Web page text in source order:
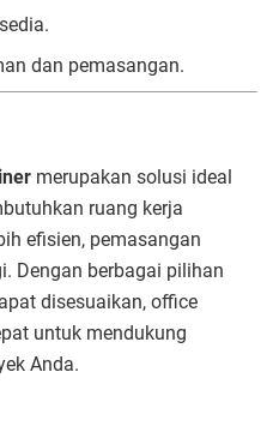
dan pemasangan.
merupakan solusi ideal
ruang kerja
efisien, pemasangan
Dengan berbagai pilihan
disesuaikan, office
untuk mendukung
Anda.